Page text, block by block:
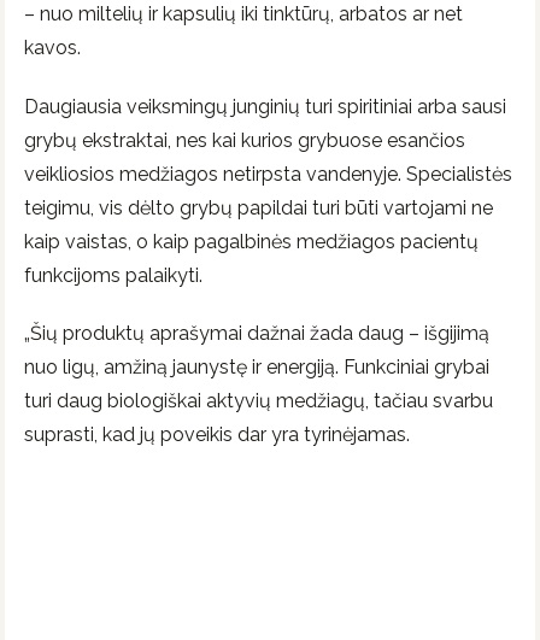
– nuo miltelių ir kapsulių iki tinktūrų, arbatos ar net
kavos.
Daugiausia veiksmingų junginių turi spiritiniai arba sausi
grybų ekstraktai, nes kai kurios grybuose esančios
veikliosios medžiagos netirpsta vandenyje. Specialistės
teigimu, vis dėlto grybų papildai turi būti vartojami ne
kaip vaistas, o kaip pagalbinės medžiagos pacientų
funkcijoms palaikyti.
„Šių produktų aprašymai dažnai žada daug – išgijimą
nuo ligų, amžiną jaunystę ir energiją. Funkciniai grybai
turi daug biologiškai aktyvių medžiagų, tačiau svarbu
suprasti, kad jų poveikis dar yra tyrinėjamas.